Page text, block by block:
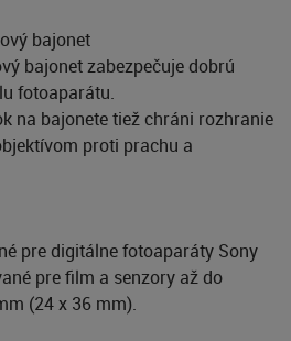
bajonet
bajonet zabezpečuje dobrú
fotoaparátu.
na bajonete tiež chráni rozhranie
proti prachu a
pre digitálne fotoaparáty Sony
pre film a senzory až do
(24 x 36 mm).